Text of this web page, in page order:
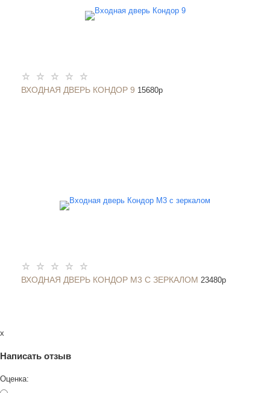
ВХОДНАЯ ДВЕРЬ КОНДОР 9 15680p
ВХОДНАЯ ДВЕРЬ КОНДОР М3 С ЗЕРКАЛОМ 23480p
x
Написать отзыв
Оценка: